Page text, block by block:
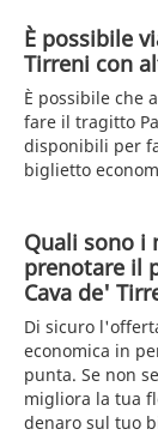
È possibile
Tirreni con
È possibile che
fare il tragitto
disponibili per
biglietto
Quali sono i
prenotare il
Cava de'
Di sicuro
economica in
punta. Se non
migliora la tua
denaro sul tuo